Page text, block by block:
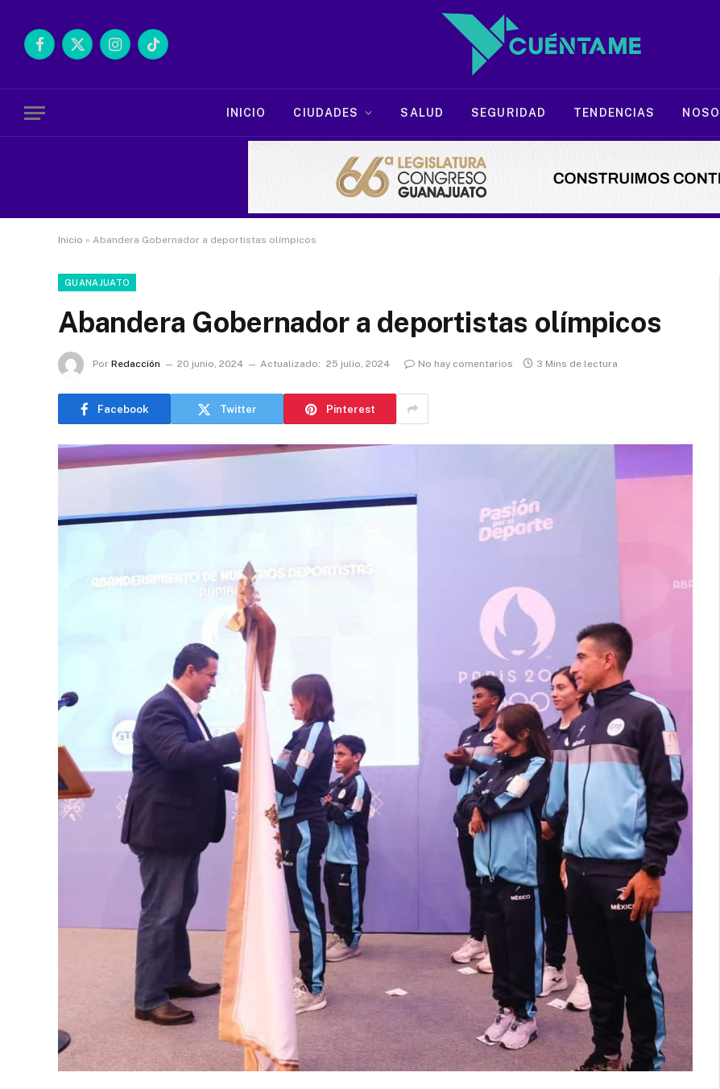
Facebook
X
InstagramTikTok
INICIO CIUDADES SALUD SEGURIDAD TENDENCIAS
Inicio » Abandera Gobernador a deportistas olímpicos
GUANAJUATO
Abandera Gobernador a deportistas olímpicos
Por Redacción 20 junio, 2024 Actualizado: 25 julio, 2024 No hay comentarios 3 Mins de lectura
Facebook Twitter Pinterest